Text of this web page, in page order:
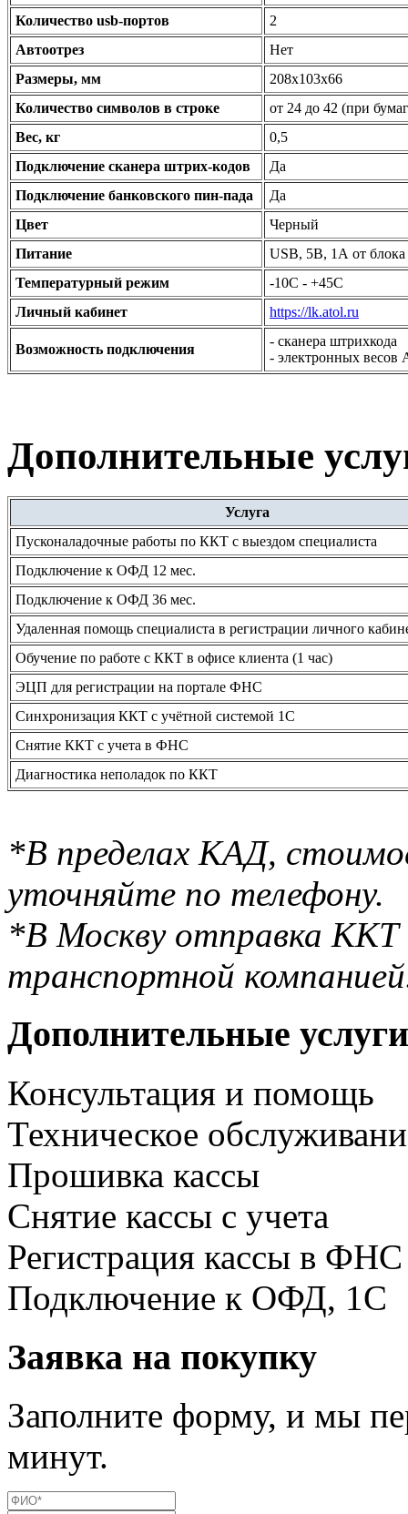
Количество usb-портов
2
Автоотрез
Нет
Размеры, мм
208х103х66
Количество символов в строке
от 24 до 42 (при
Вес, кг
0,5
Подключение сканера штрих-кодов
Да
Подключение банковского пин-пада
Да
Цвет
Черный
Питание
USB, 5В, 1А от
Температурный режим
-10С - +45С
Личный кабинет
https://lk.atol.ru
Возможность подключения
- сканера штрихкода
- электронных
Дополнительные
Услуга
Пусконаладочные работы по ККТ с выездом специалиста
Подключение к ОФД 12 мес.
Подключение к ОФД 36 мес.
Удаленная помощь специалиста в регистрации личного
Обучение по работе с ККТ в офисе клиента (1 час)
ЭЦП для регистрации на портале ФНС
Синхронизация ККТ с учётной системой 1С
Снятие ККТ с учета в ФНС
Диагностика неполадок по ККТ
*В пределах КАД,
уточняйте по телефону.
*В Москву отправка ККТ
транспортной
Дополнительные услуги
Консультация и помощь
Техническое
Прошивка кассы
Снятие кассы с учета
Регистрация кассы в ФНС
Подключение к ОФД, 1С
Заявка на покупку
Заполните форму, и мы
минут.